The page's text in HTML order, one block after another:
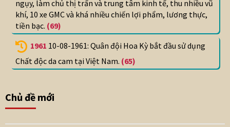
ngụy, làm chủ thị trấn và trung tâm kinh tế, thu nhiều vũ
khí, 10 xe GMC và khá nhiều chiến lợi phẩm, lương thực,
tiền bạc. (69)
1961 10-08-1961: Quân đội Hoa Kỳ bắt đầu sử dụng
Chất độc da cam tại Việt Nam. (65)
Chủ đề mới